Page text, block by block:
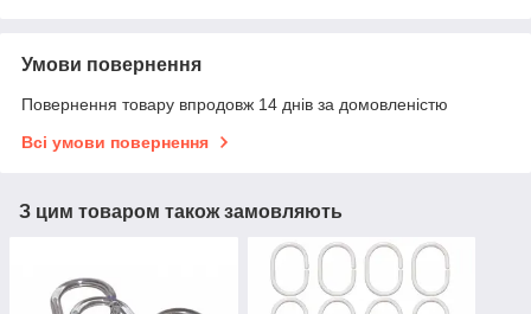
Умови повернення
Повернення товару впродовж 14 днів за домовленістю
Всі умови повернення
З цим товаром також замовляють